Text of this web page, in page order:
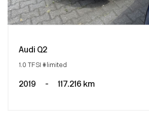
Audi Q2
1.0 TFSI #limited
2019 - 117.216 km